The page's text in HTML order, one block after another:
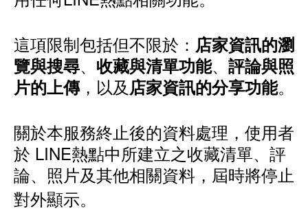
這項限制包括但不限於： 店家資訊的瀏
覽與搜尋、 收藏與清單功能、 評論與照
片的上傳，以及店家資訊的分享功能。
關於本服務終止後的資料處理，使用者
於 LINE熱點中所建立之收藏清單、評
論、照片及其他相關資料，屆時將停止
對外顯示。